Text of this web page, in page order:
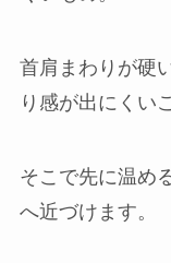
首肩まわりが硬
り感が出にくい
そこで先に温め
へ近づけます。